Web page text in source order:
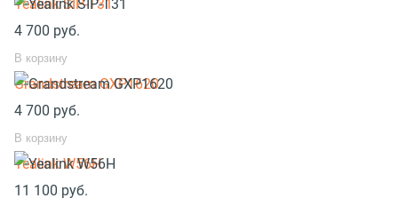
Yealink SIP-T31
4 700 руб.
В корзину
Grandstream GXP1620
4 700 руб.
В корзину
Yealink W56H
11 100 руб.